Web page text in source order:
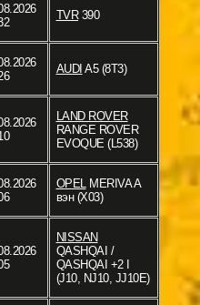
TVR390
AUDI A5 (8T3)
LAND ROVER
RANGE ROVER
EVOQUE (L538)
OPEL
MERIVA A
вэн (X03)
NISSAN
QASHQAI /
QASHQAI +2 I
(J10, NJ10, JJ10E)